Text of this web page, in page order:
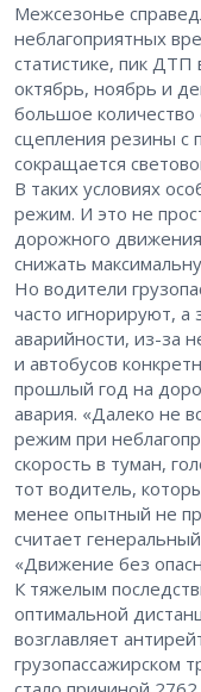
Межсезонье
неблагоприятных
статистике, пик ДТП
октябрь, ноябрь и
большое количество
сцепления резины с
сокращается
В таких условиях
режим. И это не
дорожного
снижать
Но водители
часто игнорируют, а
аварийности, из-за
и автобусов
прошлый год на
авария. «Далеко не
режим при
скорость в туман,
тот водитель,
менее опытный не
считает
«Движение без
К тяжелым
оптимальной
возглавляет
грузопассажирском